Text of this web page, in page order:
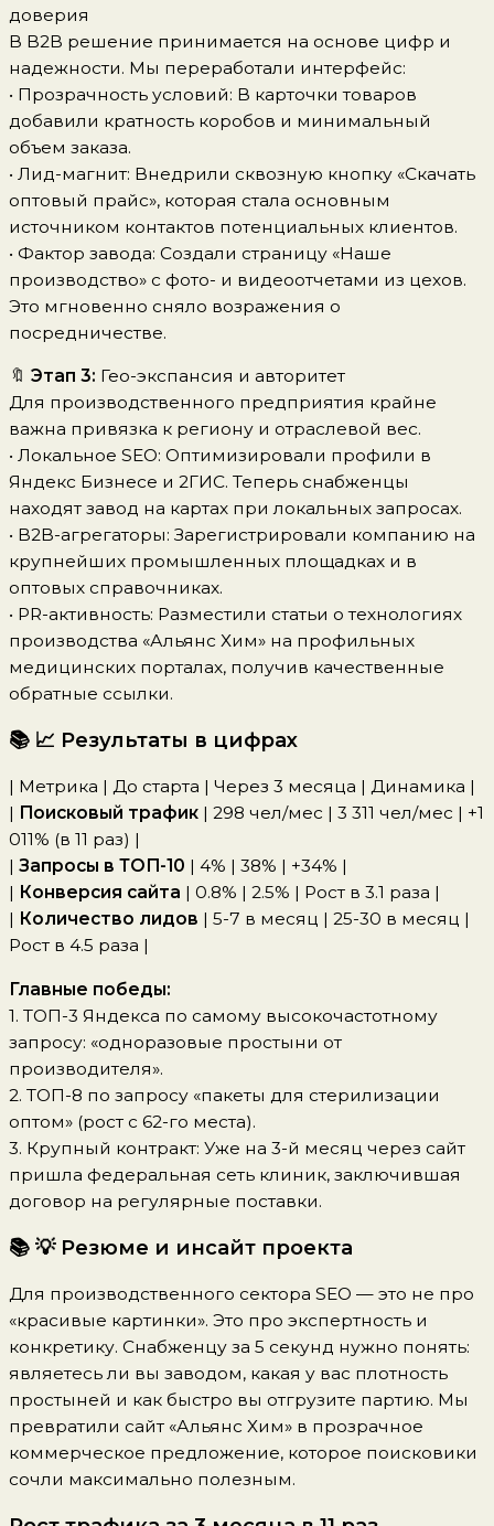
доверия
В B2B решение принимается на основе цифр и
надежности. Мы переработали интерфейс:
• Прозрачность условий: В карточки товаров
добавили кратность коробов и минимальный
объем заказа.
• Лид-магнит: Внедрили сквозную кнопку «Скачать
оптовый прайс», которая стала основным
источником контактов потенциальных клиентов.
• Фактор завода: Создали страницу «Наше
производство» с фото- и видеоотчетами из цехов.
Это мгновенно сняло возражения о
посредничестве.
🔖 Этап 3: Гео-экспансия и авторитет
Для производственного предприятия крайне
важна привязка к региону и отраслевой вес.
• Локальное SEO: Оптимизировали профили в
Яндекс Бизнесе и 2ГИС. Теперь снабженцы
находят завод на картах при локальных запросах.
• B2B-агрегаторы: Зарегистрировали компанию на
крупнейших промышленных площадках и в
оптовых справочниках.
• PR-активность: Разместили статьи о технологиях
производства «Альянс Хим» на профильных
медицинских порталах, получив качественные
обратные ссылки.
📚 📈 Результаты в цифрах
| Метрика | До старта | Через 3 месяца | Динамика |
| Поисковый трафик | 298 чел/мес | 3 311 чел/мес | +1
011% (в 11 раз) |
| Запросы в ТОП-10 | 4% | 38% | +34% |
| Конверсия сайта | 0.8% | 2.5% | Рост в 3.1 раза |
| Количество лидов | 5-7 в месяц | 25-30 в месяц |
Рост в 4.5 раза |
Главные победы:
1. ТОП-3 Яндекса по самому высокочастотному
запросу: «одноразовые простыни от
производителя».
2. ТОП-8 по запросу «пакеты для стерилизации
оптом» (рост с 62-го места).
3. Крупный контракт: Уже на 3-й месяц через сайт
пришла федеральная сеть клиник, заключившая
договор на регулярные поставки.
📚 💡 Резюме и инсайт проекта
Для производственного сектора SEO — это не про
«красивые картинки». Это про экспертность и
конкретику. Снабженцу за 5 секунд нужно понять:
являетесь ли вы заводом, какая у вас плотность
простыней и как быстро вы отгрузите партию. Мы
превратили сайт «Альянс Хим» в прозрачное
коммерческое предложение, которое поисковики
сочли максимально полезным.